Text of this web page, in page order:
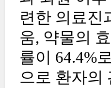
련한 의료진
움, 약물의
률이 64.4%
으로 환자의